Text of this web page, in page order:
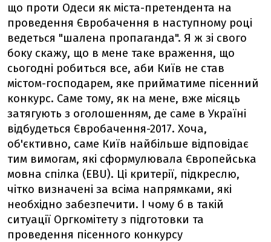
що проти Одеси як міста-претендента на
проведення Євробачення в наступному році
ведеться "шалена пропаганда". Я ж зі свого
боку скажу, що в мене таке враження, що
сьогодні робиться все, аби Київ не став
містом-господарем, яке прийматиме пісенний
конкурс. Саме тому, як на мене, вже місяць
затягують з оголошенням, де саме в Україні
відбудеться Євробачення-2017. Хоча,
об'єктивно, саме Київ найбільше відповідає
тим вимогам, які сформулювала Європейська
мовна спілка (EBU). Ці критерії, підкреслю,
чітко визначені за всіма напрямками, які
необхідно забезпечити. І чому б в такій
ситуації Оргкомітету з підготовки та
проведення пісенного конкурсу